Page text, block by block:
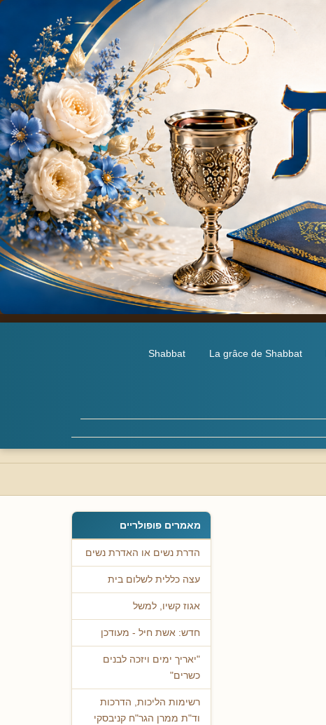
La grâce de Shabbat
Shabbat
מאמרים פופולריים
הדרת נשים או האדרת נשים
עצה כללית לשלום בית
אגוז קשיו, למשל
חדש: אשת חיל - מעודכן
"יאריך ימים ויזכה לבנים
כשרים"
רשימות הליכות, הדרכות
וד"ת ממרן הגר"ח קניבסקי